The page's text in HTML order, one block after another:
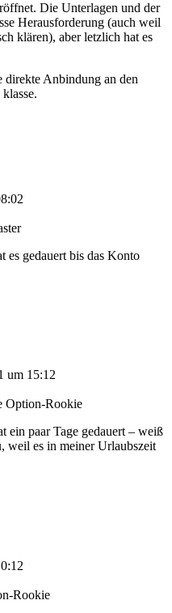
Die Unterlagen und der
Herausforderung (auch weil
klären), aber letzlich hat es
direkte Anbindung an den
es gedauert bis das Konto
um 15:12
Option-Rookie
ein paar Tage gedauert – weiß
weil es in meiner Urlaubszeit
Rookie